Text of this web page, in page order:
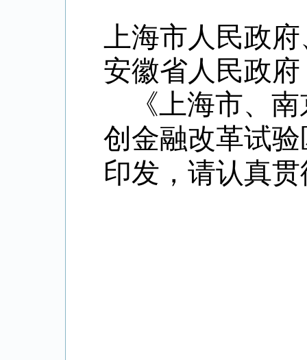
上海市人民政
安徽省人民政府
《上海市、
创金融改革试
印发，请认真